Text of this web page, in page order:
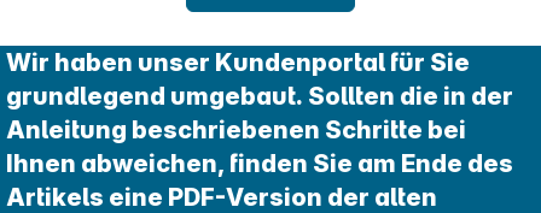
Wir haben unser Kundenportal für Sie
grundlegend umgebaut. Sollten die in der
Anleitung beschriebenen Schritte bei
Ihnen abweichen, finden Sie am Ende des
Artikels eine PDF-Version der alten